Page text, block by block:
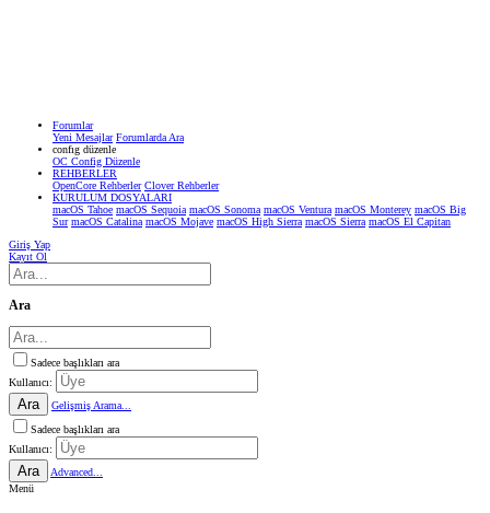
Forumlar
Yeni Mesajlar Forumlarda Ara
confıg düzenle
OC Config Düzenle
REHBERLER
OpenCore Rehberler Clover Rehberler
KURULUM DOSYALARI
macOS Tahoe macOS Sequoia macOS Sonoma macOS Ventura macOS Monterey macOS Big
Sur macOS Catalina macOS Mojave macOS High Sierra macOS Sierra macOS El Capitan
Giriş Yap
Kayıt Ol
Ara
Sadece başlıkları ara
Kullanıcı:
Ara
Gelişmiş Arama...
Sadece başlıkları ara
Kullanıcı:
Ara
Advanced...
Menü